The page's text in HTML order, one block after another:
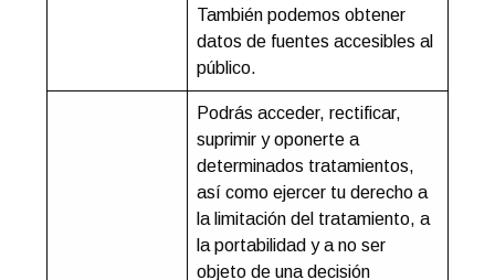
También podemos obtener
datos de fuentes accesibles al
público.
Podrás acceder, rectificar,
suprimir y oponerte a
determinados tratamientos,
así como ejercer tu derecho a
la limitación del tratamiento, a
la portabilidad y a no ser
objeto de una decisión